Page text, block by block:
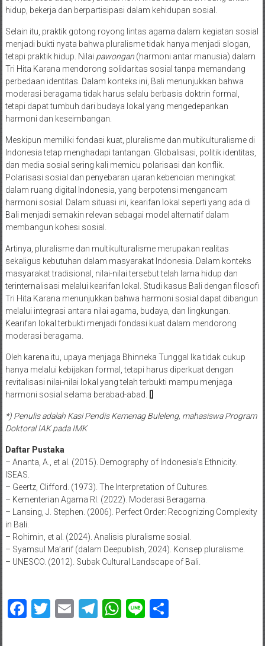
hidup, bekerja dan berpartisipasi dalam kehidupan sosial.
Selain itu, praktik gotong royong lintas agama dalam kegiatan sosial
menjadi bukti nyata bahwa pluralisme tidak hanya menjadi slogan,
tetapi praktik hidup. Nilai pawongan(harmoni antar manusia) dalam
Tri Hita Karana mendorong solidaritas sosial tanpa memandang
perbedaan identitas. Dalam konteks ini, Bali menunjukkan bahwa
moderasi beragama tidak harus selalu berbasis doktrin formal,
tetapi dapat tumbuh dari budaya lokal yang mengedepankan
harmoni dan keseimbangan.
Meskipun memiliki fondasi kuat, pluralisme dan multikulturalisme di
Indonesia tetap menghadapi tantangan. Globalisasi, politik identitas,
dan media sosial sering kali memicu polarisasi dan konflik.
Polarisasi sosial dan penyebaran ujaran kebencian meningkat
dalam ruang digital Indonesia, yang berpotensi mengancam
harmoni sosial. Dalam situasi ini, kearifan lokal seperti yang ada di
Bali menjadi semakin relevan sebagai model alternatif dalam
membangun kohesi sosial.
Artinya, pluralisme dan multikulturalisme merupakan realitas
sekaligus kebutuhan dalam masyarakat Indonesia. Dalam konteks
masyarakat tradisional, nilai-nilai tersebut telah lama hidup dan
terinternalisasi melalui kearifan lokal. Studi kasus Bali dengan filosofi
Tri Hita Karana menunjukkan bahwa harmoni sosial dapat dibangun
melalui integrasi antara nilai agama, budaya, dan lingkungan.
Kearifan lokal terbukti menjadi fondasi kuat dalam mendorong
moderasi beragama.
Oleh karena itu, upaya menjaga Bhinneka Tunggal Ika tidak cukup
hanya melalui kebijakan formal, tetapi harus diperkuat dengan
revitalisasi nilai-nilai lokal yang telah terbukti mampu menjaga
harmoni sosial selama berabad-abad.
*) Penulis adalah Kasi Pendis Kemenag Buleleng, mahasiswa Program
Doktoral IAK pada IMK
Daftar Pustaka
– Ananta, A., et al. (2015). Demography of Indonesia’s Ethnicity.
ISEAS.
– Geertz, Clifford. (1973). The Interpretation of Cultures.
– Kementerian Agama RI. (2022). Moderasi Beragama.
– Lansing, J. Stephen. (2006). Perfect Order: Recognizing Complexity
in Bali.
– Rohimin, et al. (2024). Analisis pluralisme sosial.
– Syamsul Ma’arif (dalam Deepublish, 2024). Konsep pluralisme.
– UNESCO. (2012). Subak Cultural Landscape of Bali.
Facebook
Twitter
EmailTelegram
WhatsApp
LineShare